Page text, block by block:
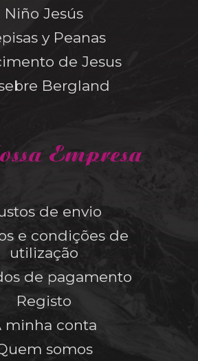
Niño Jesús
y Peanas
de Jesus
Bergland
Empresa
de envio
e condições de
utilização
de pagamento
Registo
minha conta
somos